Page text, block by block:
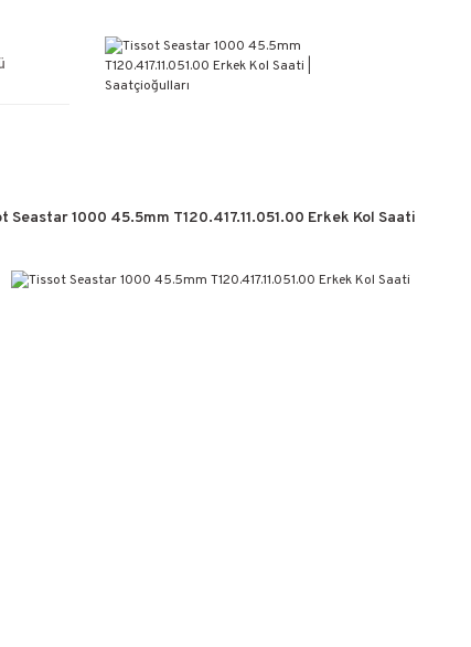
%100 ORİJİNAL ÜRÜN GARANTİSİ
WEB SİTESİNE ÖZEL FİYATLAR
KAÇIRILMAYACAK FIRSATLAR
Seastar 1000 45.5mm T120.417.11.051.00 Erkek Kol Saati